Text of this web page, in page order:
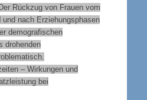
Rückzug von Frauen vom
nach Erziehungsphasen
demografischen
drohenden
– Wirkungen und
bei